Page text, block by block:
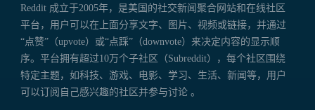
Reddit 成立于2005年，是美国的社交新闻聚合网站和在线社区
平台，用户可以在上面分享文字、图片、视频或链接，并通过
“点赞”（upvote）或“点踩”（downvote）来决定内容的显示顺
序。平台拥有超过10万个子社区（Subreddit），每个社区围绕
特定主题，如科技、游戏、电影、学习、生活、新闻等，用户
可以订阅自己感兴趣的社区并参与讨论 。